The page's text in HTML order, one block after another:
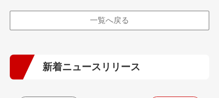
一覧へ戻る
新着ニュースリリース